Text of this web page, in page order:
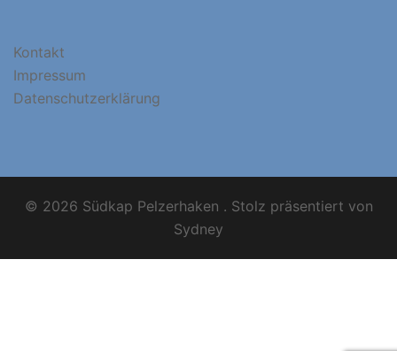
Kontakt
Impressum
Datenschutzerklärung
© 2026 Südkap Pelzerhaken . Stolz präsentiert von
Sydney